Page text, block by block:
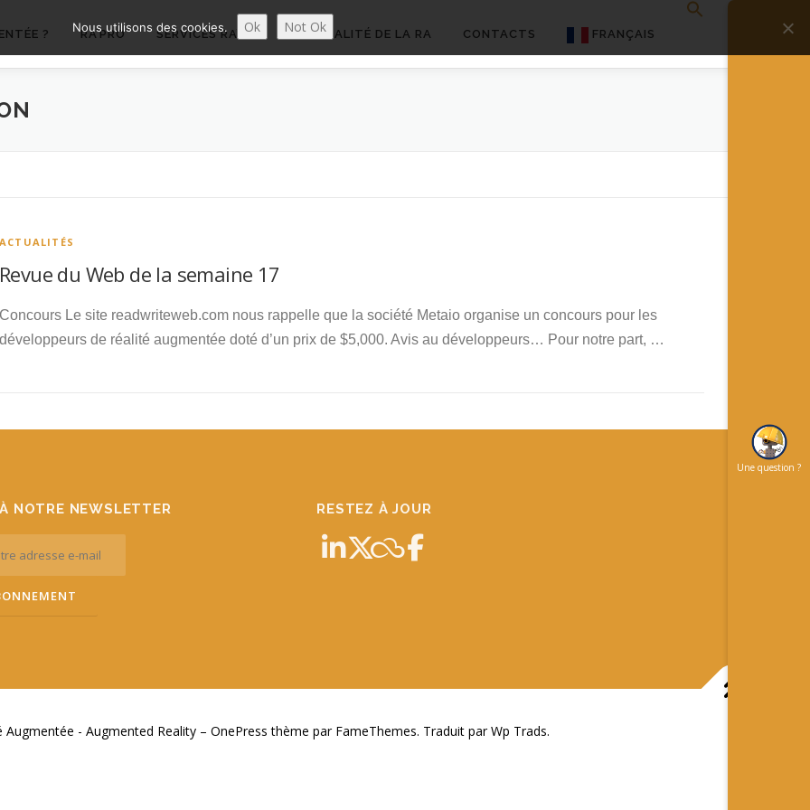
? RA’PRO SERVICES RA’PRO ACTUALITÉ DE LA RA CONTACTS FRANÇAIS
ACTUALITÉS
Revue du Web de la semaine 17
Concours Le site readwriteweb.com nous rappelle que la société Metaio organise un concours pour les
développeurs de réalité augmentée doté d’un prix de $5,000. Avis au développeurs… Pour notre part, …
NOTRE NEWSLETTER RESTEZ À JOUR
- Augmented Reality – OnePress thème par FameThemes. Traduit par Wp Trads.
Une question ?
Nous utilisons des cookies. Ok Not Ok